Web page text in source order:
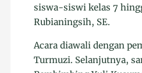
siswa-siswi kelas 7
Rubianingsih, SE.
Acara diawali dengan
Turmuzi. Selanjutnya,